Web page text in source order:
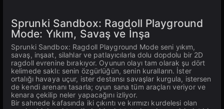
Sprunki Sandbox: Ragdoll Playground
Mode: Yıkım, Savaş ve İnşa
Sprunki Sandbox: Ragdoll Playground Mode seni yıkım,
savaş, inşaat, silahlar ve patlayıcılarla dolu dopdolu bir 2D
ragdoll evrenine bırakıyor. Oyunun olayı tam olarak şu dört
kelimede saklı: senin özgürlüğün, senin kuralların. İster
ortalığı havaya uçur, ister destansı savaşlar kurgula, istersen
de kendi arenanı tasarla; oyun sana tüm araçları veriyor ve
kenara çekilip neler yapacağını izliyor.
Bir sahnede kafasında iki çıkıntı ve kırmızı kurdelesi olan